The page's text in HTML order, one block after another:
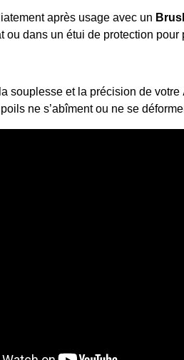
après usage avec un
ou dans un étui de protection pour
souplesse et la précision de votre
ne s’abîment ou ne se